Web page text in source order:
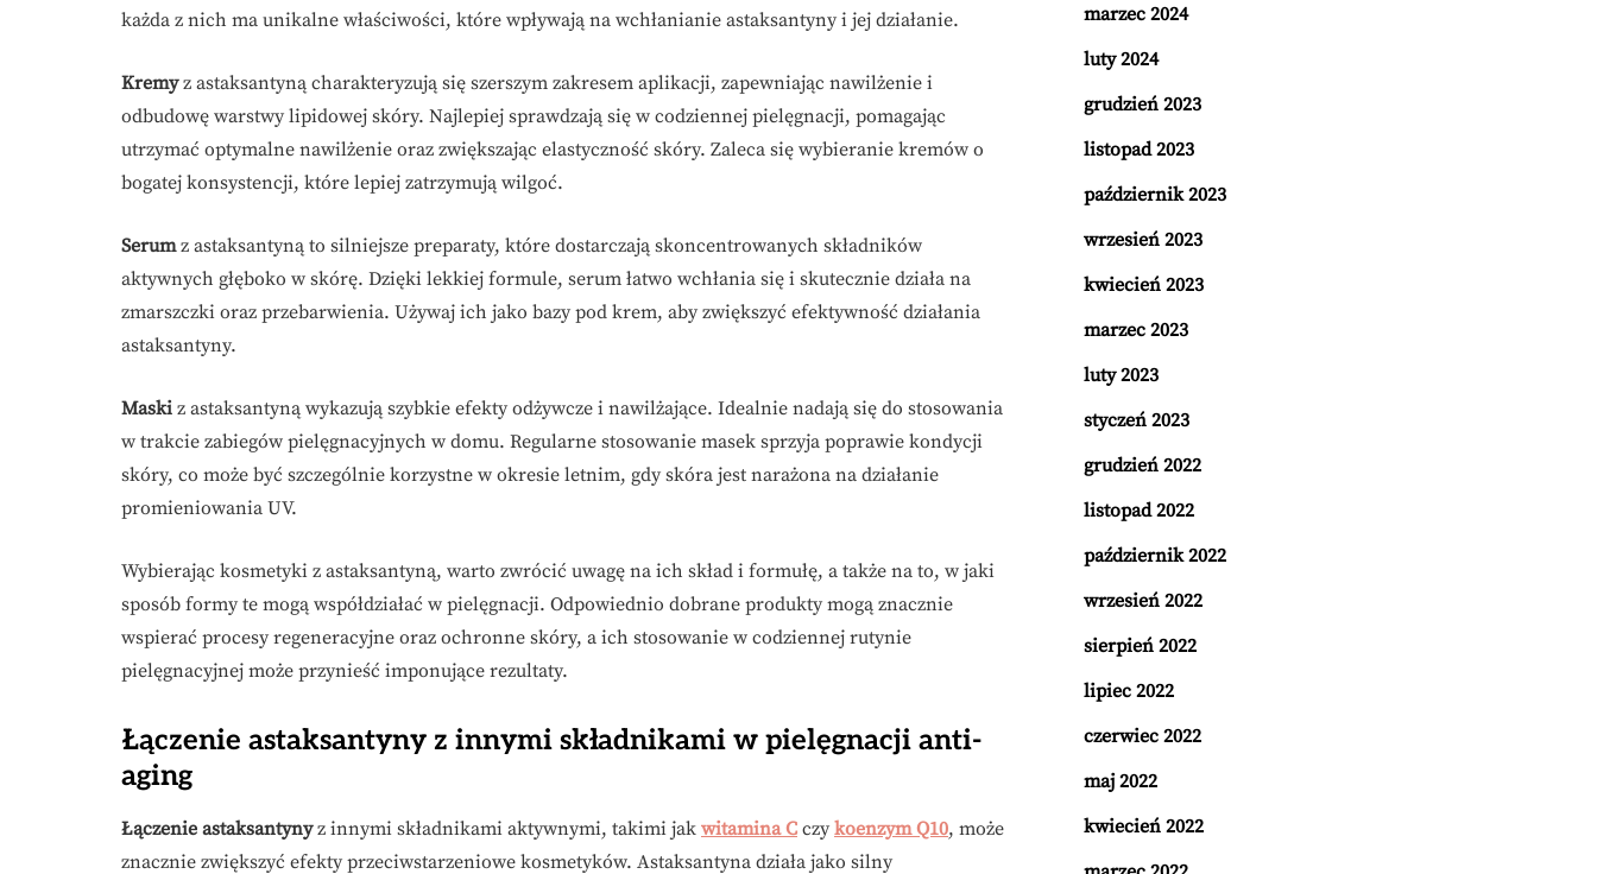
każda z nich ma unikalne właściwości, które wpływają na wchłanianie astaksantyny i jej działanie.
Kremyz astaksantyną charakteryzują się szerszym zakresem aplikacji, zapewniając nawilżenie i
odbudowę warstwy lipidowej skóry. Najlepiej sprawdzają się w codziennej pielęgnacji, pomagając
utrzymać optymalne nawilżenie oraz zwiększając elastyczność skóry. Zaleca się wybieranie kremów o
bogatej konsystencji, które lepiej zatrzymują wilgoć.
Serumz astaksantyną to silniejsze preparaty, które dostarczają skoncentrowanych składników
aktywnych głęboko w skórę. Dzięki lekkiej formule, serum łatwo wchłania się i skutecznie działa na
zmarszczki oraz przebarwienia. Używaj ich jako bazy pod krem, aby zwiększyć efektywność działania
astaksantyny.
Maski z astaksantyną wykazują szybkie efekty odżywcze i nawilżające. Idealnie nadają się do stosowania
w trakcie zabiegów pielęgnacyjnych w domu. Regularne stosowanie masek sprzyja poprawie kondycji
skóry, co może być szczególnie korzystne w okresie letnim, gdy skóra jest narażona na działanie
promieniowania UV.
Wybierając kosmetyki z astaksantyną, warto zwrócić uwagę na ich skład i formułę, a także na to, w jaki
sposób formy te mogą współdziałać w pielęgnacji. Odpowiednio dobrane produkty mogą znacznie
wspierać procesy regeneracyjne oraz ochronne skóry, a ich stosowanie w codziennej rutynie
pielęgnacyjnej może przynieść imponujące rezultaty.
Łączenie astaksantyny z innymi składnikami w pielęgnacji anti-
aging
Łączenie astaksantynyz innymi składnikami aktywnymi, takimi jak witamina C czy koenzym Q10, może
znacznie zwiększyć efekty przeciwstarzeniowe kosmetyków. Astaksantyna działa jako silny
marzec 2024
luty 2024
grudzień 2023
listopad 2023
październik 2023
wrzesień 2023
kwiecień 2023
marzec 2023
luty 2023
styczeń 2023
grudzień 2022
listopad 2022
październik 2022
wrzesień 2022
sierpień 2022
lipiec 2022
czerwiec 2022
maj 2022
kwiecień 2022